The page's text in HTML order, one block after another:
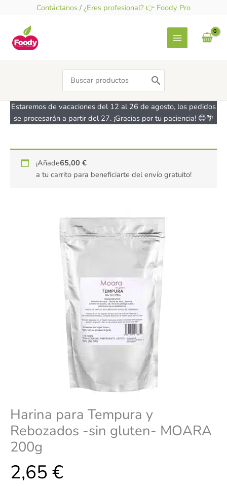
contenido
Contáctanos / ¿Eres profesional? 👉 Foody Pro
Search
for:
Estaremos de vacaciones del 12 al 26 de agosto, los pedidos
se procesarán a partir del 27. ¡Gracias por tu paciencia! 😊🌴
¡Añade65,00€
a tu carrito para beneficiarte del envío gratuito!
Harina para Tempura y
Rebozados -sin gluten- MOARA
200g
2,65 €
Harina
para
Tempura